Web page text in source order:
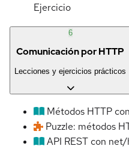
Ejercicio
6
Comunicación por HTTP
Lecciones y ejercicios prácticos
Métodos HTTP
Puzzle: métodos
API REST con